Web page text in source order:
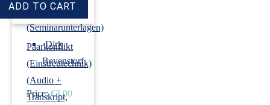
Prüfungsangst
(Seminarunterlagen)
›Dirk
Revenstorf
Price: €3.00
Paarkonflikt
(Einstreutechnik)
(Audio +
Transkript,